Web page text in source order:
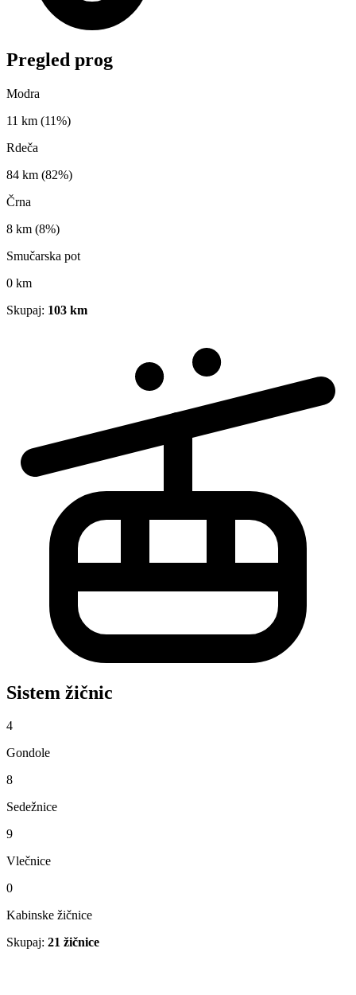
Pregled prog
Modra
11 km (11%)
Rdeča
84 km (82%)
Črna
8 km (8%)
Smučarska pot
0 km
Skupaj: 103 km
Sistem žičnic
4
Gondole
8
Sedežnice
9
Vlečnice
0
Kabinske žičnice
Skupaj: 21 žičnice